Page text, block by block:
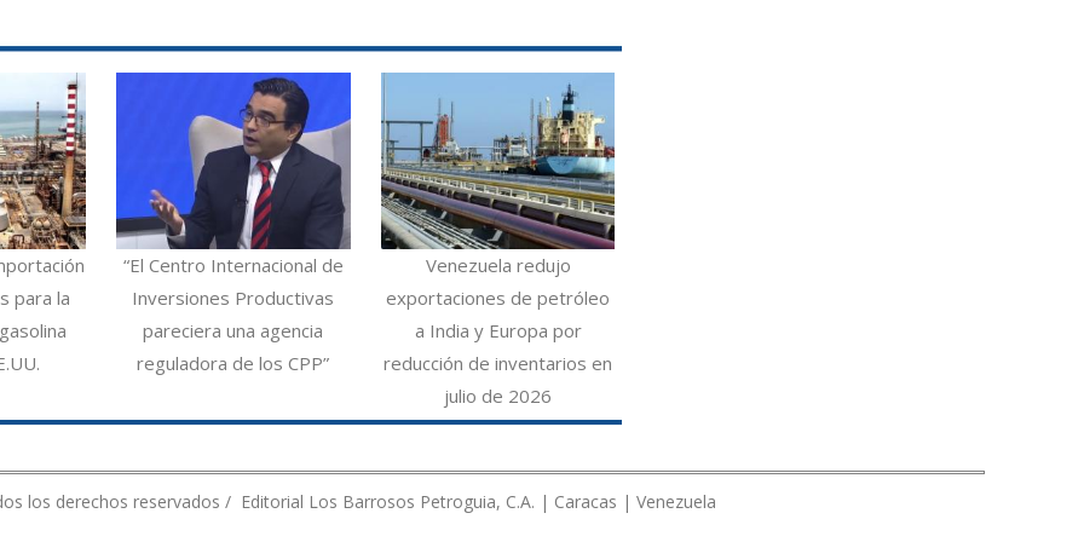
para la
“El Centro Internacional de
Inversiones Productivas
pareciera una agencia
reguladora de los CPP”
Venezuela redujo
exportaciones de petróleo
a India y Europa por
reducción de inventarios en
julio de 2026
los derechos reservados / Editorial Los Barrosos Petroguia, C.A. | Caracas | Venezuela